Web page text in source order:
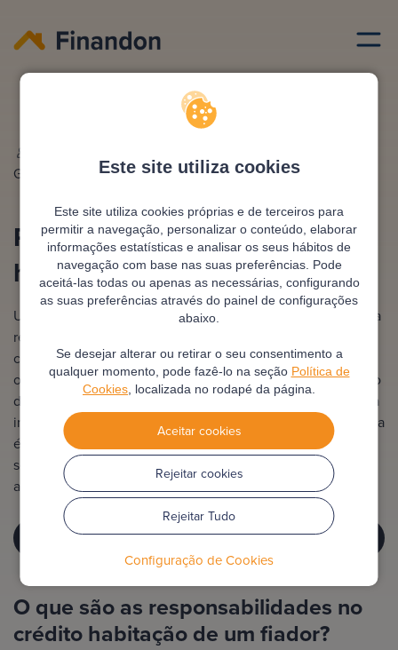
Este site utiliza cookies
Este site utiliza cookies próprias e de terceiros para
permitir a navegação, personalizar o conteúdo, elaborar
informações estatísticas e analisar os seus hábitos de
navegação com base nas suas preferências. Pode
aceitá-las todas ou apenas as necessárias, configurando
as suas preferências através do painel de configurações
abaixo.
Se desejar alterar ou retirar o seu consentimento a
qualquer momento, pode fazê-lo na seção Política de
Cookies , localizada no rodapé da página.
Aceitar cookies
Rejeitar cookies
Rejeitar Tudo
Configuração de Cookies
Responsabilidade credito habitacao de um fiador
Gonzalez
Rampani
Responsabilidades crédito
habitação de um fiador
Um fiador no crédito habitação é uma pessoa que assume a
responsabilidade de garantir o pagamento do empréstimo
caso o titular do crédito não consiga cumprir com as suas
obrigações. Ou seja, se houver incumprimento por parte do
devedor, o fiador será legalmente obrigado a pagar a dívida
incluindo capital, juros e eventuais penalizações. Esta figura
é frequentemente exigida pelos bancos como forma de
segurança adicional, sobretudo quando o mutuário não
apresenta garantias financeiras suficientes.
SOLICITE MAIS INFORMAÇÃO
O que são as responsabilidades no
crédito habitação de um fiador?